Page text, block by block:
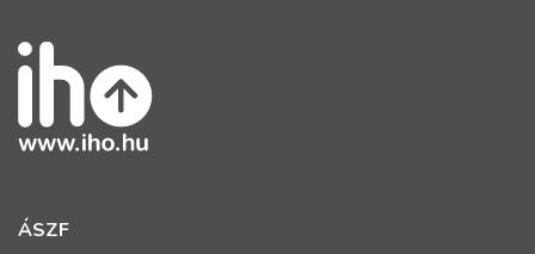
ÁSZF